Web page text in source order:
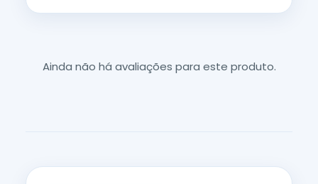
Ainda não há avaliações para este produto.